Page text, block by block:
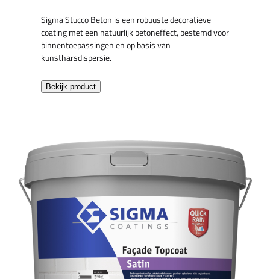
Sigma Stucco Beton is een robuuste decoratieve
coating met een natuurlijk betoneffect, bestemd voor
binnentoepassingen en op basis van
kunstharsdispersie.
Bekijk product